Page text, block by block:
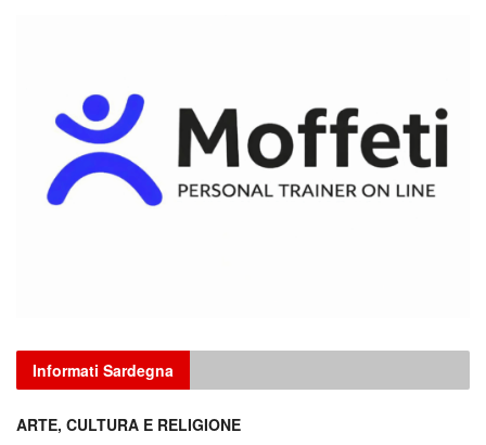
Informati Sardegna
ARTE, CULTURA E RELIGIONE